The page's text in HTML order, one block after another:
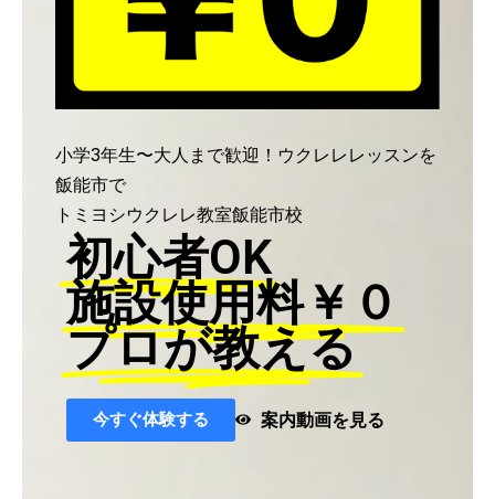
小学3年生〜大人まで歓迎！ウクレレレッスンを
飯能市で
トミヨシウクレレ教室飯能市校
初心者OK
施設使用料￥０
プロが教える
今すぐ体験する 案内動画を見る